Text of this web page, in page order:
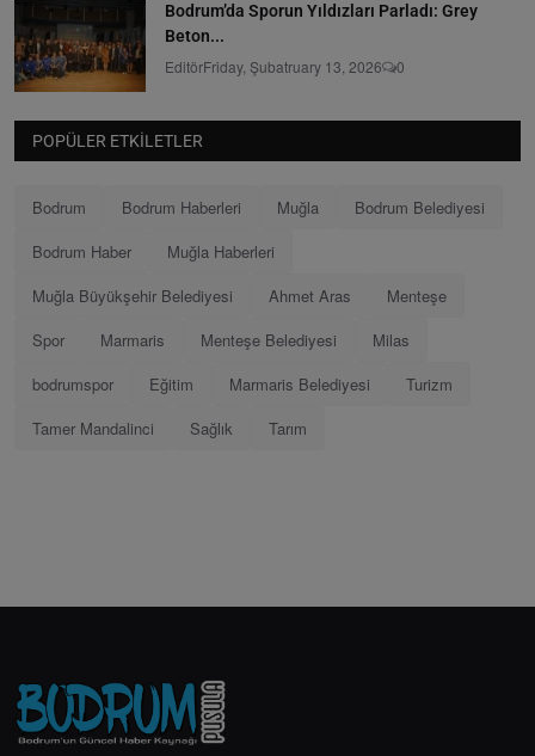
Bodrum’da Sporun Yıldızları Parladı: Grey
Beton...
EditörFriday, Şubatruary 13, 2026 0
POPÜLER ETKILETLER
Bodrum Bodrum Haberleri Muğla
Bodrum Belediyesi
Bodrum Haber
Muğla Haberleri
Muğla Büyükşehir Belediyesi
Ahmet Aras
Menteşe
Spor
Marmaris Menteşe Belediyesi
Milas
bodrumspor
Eğitim Marmaris Belediyesi
Turizm
Tamer Mandalinci
Sağlık Tarım